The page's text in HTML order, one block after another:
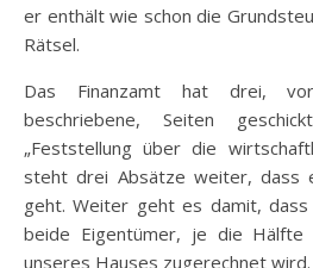
er enthält wie schon die
Rätsel.
Das Finanzamt hat drei,
beschriebene, Seiten
„Feststellung über die
steht drei Absätze weiter, dass
geht. Weiter geht es damit, dass
beide Eigentümer, je die Hälfte
unseres Hauses zugerechnet